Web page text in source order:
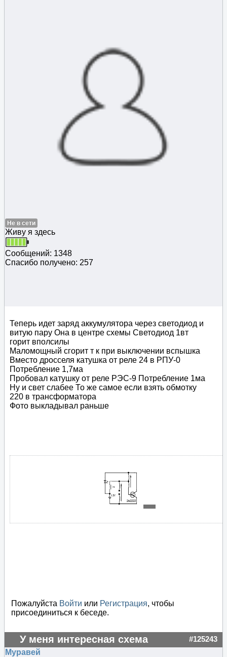
Не в сети
Живу я здесь
Сообщений: 1348
Спасибо получено: 257
Теперь идет заряд аккумулятора через светодиод и
витую пару Она в центре схемы Светодиод 1вт
горит вполсилы
Маломощный сгорит т к при выключении вспышка
Вместо дросселя катушка от реле 24 в РПУ-0
Потребление 1,7ма
Пробовал катушку от реле РЭС-9 Потребление 1ма
Ну и свет слабее То же самое если взять обмотку
220 в трансформатора
Фото выкладывал раньше
Пожалуйста Войти или Регистрация, чтобы
присоединиться к беседе.
У меня интересная схема #125243
Муравей